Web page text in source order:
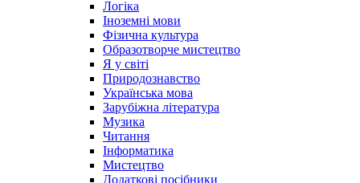
Логіка
Іноземні мови
Фізична культура
Образотворче мистецтво
Я у світі
Природознавство
Українська мова
Зарубіжна література
Музика
Читання
Інформатика
Мистецтво
Додаткові посібники